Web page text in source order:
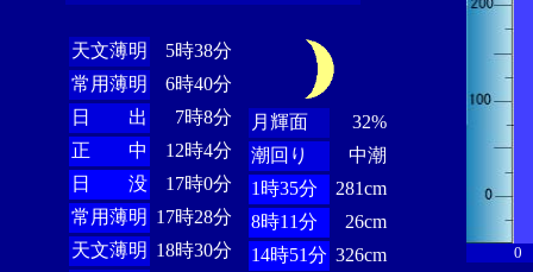
天文薄明
5時38分
常用薄明
6時40分
日 出
7時8分
正 中
12時4分
日 没
17時0分
常用薄明 17時28分
天文薄明 18時30分
月輝面
32%
潮回り
中潮
1時35分
281cm
8時11分
26cm
14時51分 326cm
0